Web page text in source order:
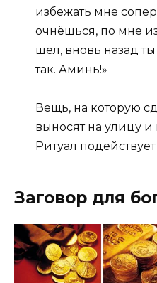
избежать мне
очнёшься, по мне
шёл, вновь назад
так. Аминь!»
Вещь, на которую
выносят на улицу и
Ритуал
Заговор для